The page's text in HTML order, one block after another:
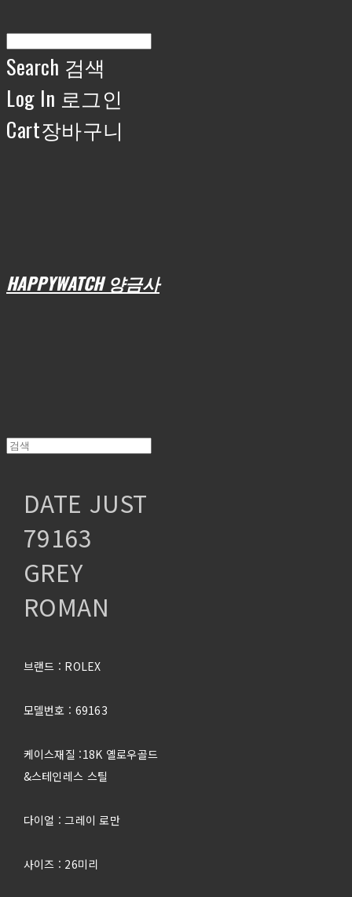
Search 검색
Log In 로그인
Cart장바구니
HAPPYWATCH 양금사
DATE JUST
79163
GREY
ROMAN
브랜드 : ROLEX
모델번호 : 69163
케이스재질 :18K 옐로우골드
&스테인레스 스틸
다이얼 : 그레이 로만
사이즈 : 26미리